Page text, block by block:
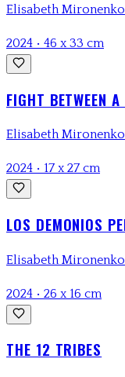
Elisabeth Mironenko
2024 • 46 x 33 cm
FIGHT BETWEEN
Elisabeth Mironenko
2024 • 17 x 27 cm
LOS DEMONIOS
Elisabeth Mironenko
2024 • 26 x 16 cm
THE 12 TRIBES